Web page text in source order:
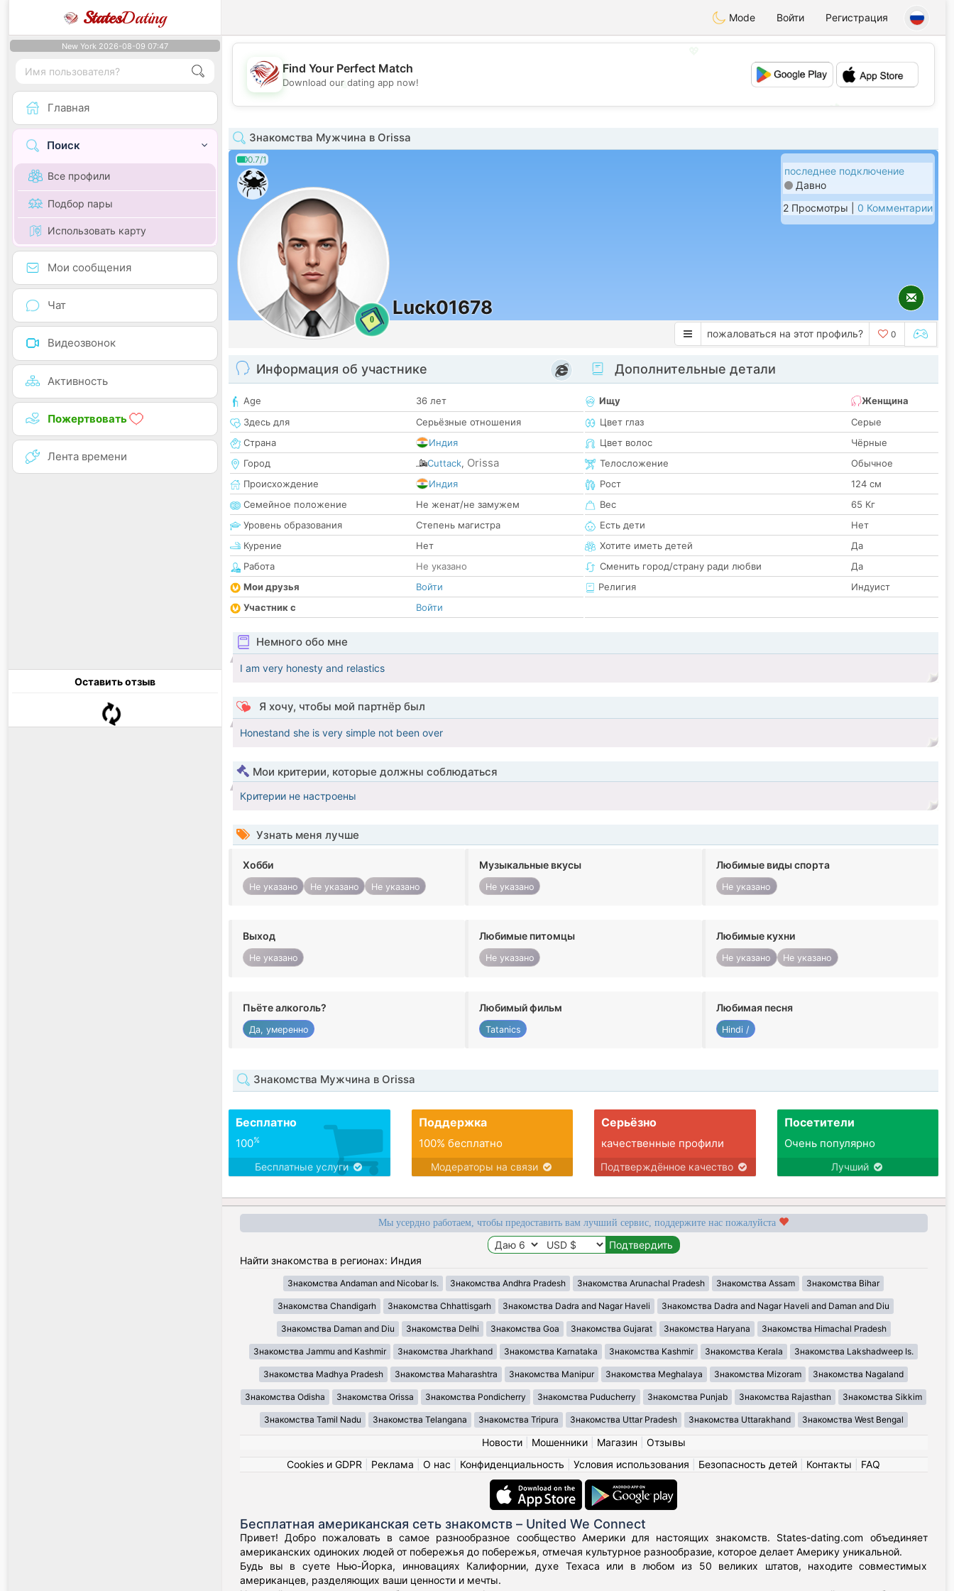
StatesDating Mode Войти Регистрация
New York 2026-08-09 07:47
Главная
Поиск
Все профили
Подбор пары
Использовать карту
Мои сообщения
Чат
Видеозвонок
Активность
Пожертвовать
Лента времени
Оставить отзыв
💖
💕
Find Your Perfect Match
Download our dating app now!
Знакомства Мужчина в Orissa
0.7/1
0
Luck01678
последнее подключение
Давно
2 Просмотры | 0 Комментарии
пожаловаться на этот профиль? 0
Информация об участнике
Age
36 лет
Здесь для
Серьёзные отношения
Страна
Индия
Город
Cuttack, Orissa
Происхождение
Индия
Семейное положение
Не женат/не замужем
Уровень образования
Степень магистра
Курение
Нет
Работа
Не указано
Мои друзья
Войти
Участник с
Войти
Дополнительные детали
Ищу
Женщина
Цвет глаз
Серые
Цвет волос
Чёрные
Телосложение
Обычное
Рост
124 см
Вес
65 Кг
Есть дети
Нет
Хотите иметь детей
Да
Сменить город/страну ради любви
Да
Религия
Индуист
Немного обо мне
I am very honesty and relastics
Я хочу, чтобы мой партнёр был
Honestand she is very simple not been over
Мои критерии, которые должны соблюдаться
Критерии не настроены
Узнать меня лучше
Хобби
Не указано Не указано Не указано
Музыкальные вкусы
Не указано
Любимые виды спорта
Не указано
Выход
Не указано
Любимые питомцы
Не указано
Любимые кухни
Не указано Не указано
Пьёте алкоголь?
Да, умеренно
Любимый фильм
Tatanics
Любимая песня
Hindi /
Знакомства Мужчина в Orissa
Бесплатно
100%
Бесплатные услуги
Поддержка
100% бесплатно
Модераторы на связи
Серьёзно
качественные профили
Подтверждённое качество
Посетители
Очень популярно
Лучший
Мы усердно работаем, чтобы предоставить вам лучший сервис, поддержите нас пожалуйста
Найти знакомства в регионах: Индия
Знакомства Andaman and Nicobar Is. Знакомства Andhra Pradesh Знакомства Arunachal Pradesh Знакомства Assam Знакомства Bihar
Знакомства Chandigarh Знакомства Chhattisgarh Знакомства Dadra and Nagar Haveli Знакомства Dadra and Nagar Haveli and Daman and Diu
Знакомства Daman and Diu Знакомства Delhi Знакомства Goa Знакомства Gujarat Знакомства Haryana Знакомства Himachal Pradesh
Знакомства Jammu and Kashmir Знакомства Jharkhand Знакомства Karnataka Знакомства Kashmir Знакомства Kerala Знакомства Lakshadweep Is.
Знакомства Madhya Pradesh Знакомства Maharashtra Знакомства Manipur Знакомства Meghalaya Знакомства Mizoram Знакомства Nagaland
Знакомства Odisha Знакомства Orissa Знакомства Pondicherry Знакомства Puducherry Знакомства Punjab Знакомства Rajasthan Знакомства Sikkim
Знакомства Tamil Nadu Знакомства Telangana Знакомства Tripura Знакомства Uttar Pradesh Знакомства Uttarakhand Знакомства West Bengal
Новости| Мошенники| Магазин
Отзывы
Cookies и GDPR
Реклама О нас Конфиденциальность Условия использования Безопасность детей Контакты FAQ
Бесплатная американская сеть знакомств – United We Connect
Привет! Добро пожаловать в самое разнообразное сообщество Америки для настоящих знакомств. States-dating.com объединяет
американских одиноких людей от побережья до побережья, отмечая культурное разнообразие, которое делает Америку уникальной.
Будь вы в суете Нью-Йорка, инновациях Калифорнии, духе Техаса или в любом из 50 великих штатов, находите совместимых
американцев, разделяющих ваши ценности и мечты.